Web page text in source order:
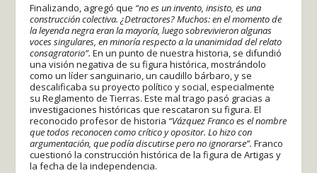
Finalizando, agregó que “no es un invento, insisto, es una
construcción colectiva. ¿Detractores? Muchos: en el momento de
la leyenda negra eran la mayoría, luego sobrevivieron algunas
voces singulares, en minoría respecto a la unanimidad del relato
consagratorio”.En un punto de nuestra historia, se difundió
una visión negativa de su figura histórica, mostrándolo
como un líder sanguinario, un caudillo bárbaro, y se
descalificaba su proyecto político y social, especialmente
su Reglamento de Tierras. Este mal trago pasó gracias a
investigaciones históricas que rescataron su figura. El
reconocido profesor de historia “Vázquez Franco es el nombre
que todos reconocen como crítico y opositor. Lo hizo con
argumentación, que podía discutirse pero no ignorarse”. Franco
cuestionó la construcción histórica de la figura de Artigas y
la fecha de la independencia.